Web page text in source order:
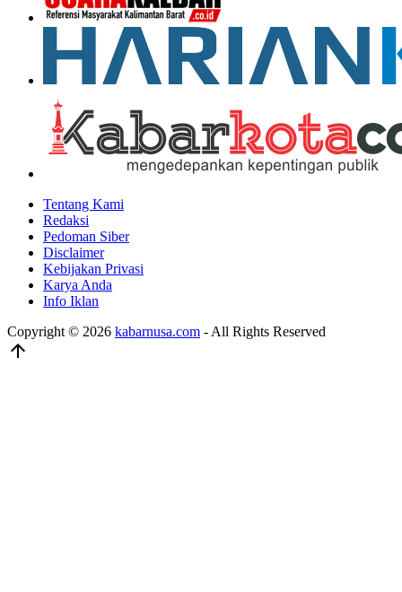
Tentang Kami
Redaksi
Pedoman Siber
Disclaimer
Kebijakan Privasi
Karya Anda
Info Iklan
Copyright © 2026 kabarnusa.com - All Rights Reserved
arrow_upward